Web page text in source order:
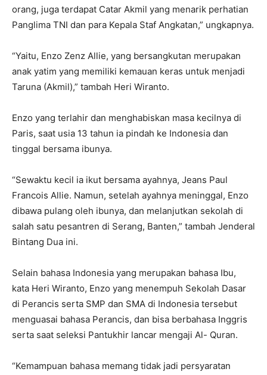
orang, juga terdapat Catar Akmil yang menarik perhatian
Panglima TNI dan para Kepala Staf Angkatan,” ungkapnya.
“Yaitu, Enzo Zenz Allie, yang bersangkutan merupakan
anak yatim yang memiliki kemauan keras untuk menjadi
Taruna (Akmil),” tambah Heri Wiranto.
Enzo yang terlahir dan menghabiskan masa kecilnya di
Paris, saat usia 13 tahun ia pindah ke Indonesia dan
tinggal bersama ibunya.
“Sewaktu kecil ia ikut bersama ayahnya, Jeans Paul
Francois Allie. Namun, setelah ayahnya meninggal, Enzo
dibawa pulang oleh ibunya, dan melanjutkan sekolah di
salah satu pesantren di Serang, Banten,” tambah Jenderal
Bintang Dua ini.
Selain bahasa Indonesia yang merupakan bahasa Ibu,
kata Heri Wiranto, Enzo yang menempuh Sekolah Dasar
di Perancis serta SMP dan SMA di Indonesia tersebut
menguasai bahasa Perancis, dan bisa berbahasa Inggris
serta saat seleksi Pantukhir lancar mengaji Al- Quran.
“Kemampuan bahasa memang tidak jadi persyaratan